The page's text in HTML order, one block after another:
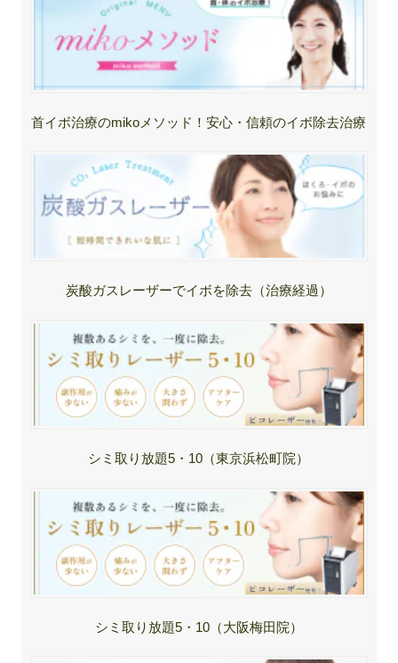
首イボ治療のmikoメソッド！安心・信頼のイボ除去治療
炭酸ガスレーザーでイボを除去（治療経過）
シミ取り放題5・10（東京浜松町院）
シミ取り放題5・10（大阪梅田院）